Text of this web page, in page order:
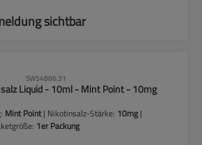
sichtbar
SW54886.31
Liquid - 10ml - Mint Point - 10mg
Mint Point| Nikotinsalz-Stärke: 10mg|
1er Packung